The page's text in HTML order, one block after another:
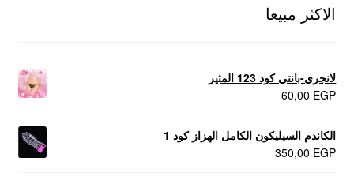
الاكثر مبيعا
لانجري-بانتي كود 123 المثير
60,00 EGP
الكاندم السيليكون الكامل الهزاز كود 1
350,00 EGP